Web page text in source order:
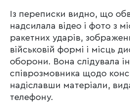
Із переписки видно, що
надсилала відео і фото з
ракетних ударів,
військовій формі і місць
оборони. Вона слідувала
співрозмовника щодо
надіславши матеріали,
телефону.